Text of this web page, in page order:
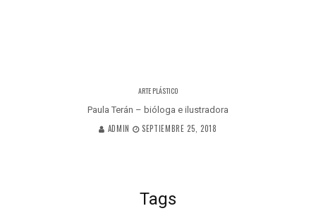
ARTE PLÁSTICO
Paula Terán – bióloga e ilustradora
ADMIN SEPTIEMBRE 25, 2018
Tags